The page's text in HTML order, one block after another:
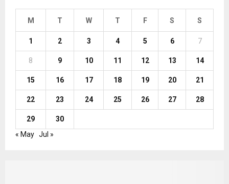
M T W T F S S
1 2 3 4 5 6 7
8 9 10 11 12 13 14
15 16 17 18 19 20 21
22 23 24 25 26 27 28
29
30
« May Jul »